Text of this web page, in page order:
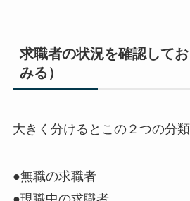
求職者の状況を確認して
みる）
大きく分けるとこの２つの分類
●無職の求職者